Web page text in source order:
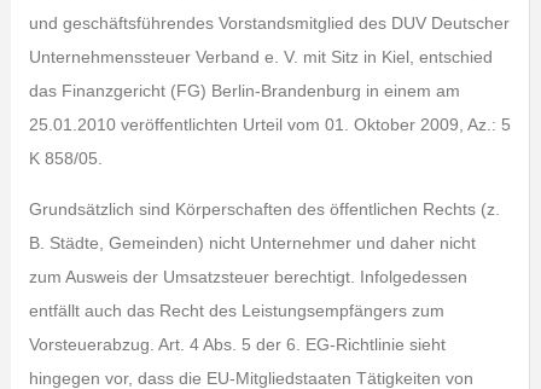
und geschäftsführendes Vorstandsmitglied des DUV Deutscher
Unternehmenssteuer Verband e. V. mit Sitz in Kiel, entschied
das Finanzgericht (FG) Berlin-Brandenburg in einem am
25.01.2010 veröffentlichten Urteil vom 01. Oktober 2009, Az.: 5
K 858/05.
Grundsätzlich sind Körperschaften des öffentlichen Rechts (z.
B. Städte, Gemeinden) nicht Unternehmer und daher nicht
zum Ausweis der Umsatzsteuer berechtigt. Infolgedessen
entfällt auch das Recht des Leistungsempfängers zum
Vorsteuerabzug. Art. 4 Abs. 5 der 6. EG-Richtlinie sieht
hingegen vor, dass die EU-Mitgliedstaaten Tätigkeiten von